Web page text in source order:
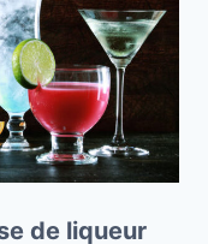
de liqueur